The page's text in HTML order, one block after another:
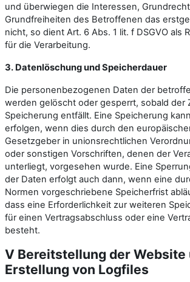
und überwiegen die Interessen,
Grundfreiheiten des Betroffenen das
nicht, so dient Art. 6 Abs. 1 lit. f DSGVO als
für die Verarbeitung.
3. Datenlöschung und Speicherdauer
Die personenbezogenen Daten der
werden gelöscht oder gesperrt, sobald der
Speicherung entfällt. Eine Speicherung
erfolgen, wenn dies durch den
Gesetzgeber in unionsrechtlichen
oder sonstigen Vorschriften, denen der
unterliegt, vorgesehen wurde. Eine
der Daten erfolgt auch dann, wenn eine
Normen vorgeschriebene Speicherfrist
dass eine Erforderlichkeit zur weiteren
für einen Vertragsabschluss oder eine
besteht.
V Bereitstellung der Website
Erstellung von Logfiles